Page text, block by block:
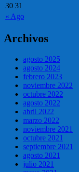
« Ago
30 31
Archivos
agosto 2025
agosto 2024
febrero 2023
noviembre 2022
octubre 2022
agosto 2022
abril 2022
marzo 2022
noviembre 2021
octubre 2021
septiembre 2021
agosto 2021
julio 2021